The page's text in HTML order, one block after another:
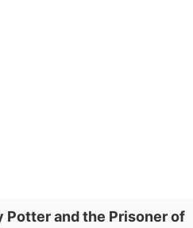
Potter and the Prisoner of